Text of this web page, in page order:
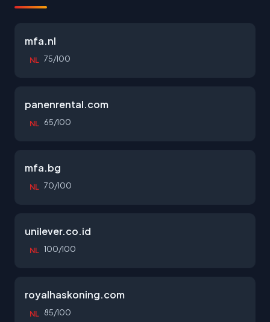
mfa.nl
NL 75/100
panenrental.com
NL 65/100
mfa.bg
NL 70/100
unilever.co.id
NL 100/100
royalhaskoning.com
NL 85/100